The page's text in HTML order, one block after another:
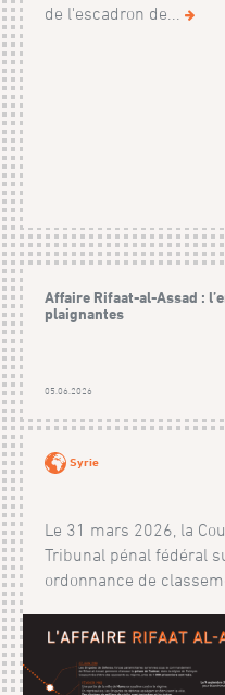
de l'escadron de...
Affaire Rifaat-al-Assad :
plaignantes
05.06.2026
Syrie
Le 31 mars 2026, la
Tribunal pénal fédéral
ordonnance de